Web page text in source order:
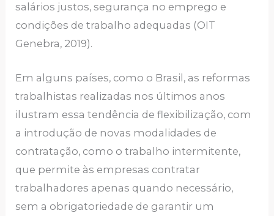
salários justos, segurança no emprego e
condições de trabalho adequadas (OIT
Genebra, 2019).
Em alguns países, como o Brasil, as reformas
trabalhistas realizadas nos últimos anos
ilustram essa tendência de flexibilização, com
a introdução de novas modalidades de
contratação, como o trabalho intermitente,
que permite às empresas contratar
trabalhadores apenas quando necessário,
sem a obrigatoriedade de garantir um